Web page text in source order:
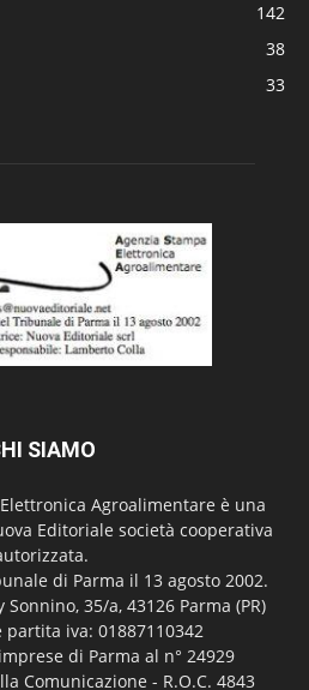
142
38
33
SIAMO
Agroalimentare è una
Editoriale società cooperativa
di Parma il 13 agosto 2002.
Sonnino, 35/a, 43126 Parma (PR)
partita iva: 01887110342
di Parma al n° 24929
Comunicazione - R.O.C. 4843